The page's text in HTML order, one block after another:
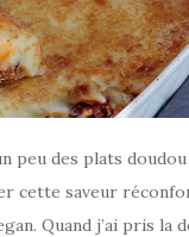
peu des plats doudou
cette saveur
Quand j’ai pris la